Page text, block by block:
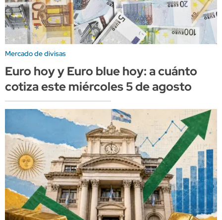
Mercado de divisas
Euro hoy y Euro blue hoy: a cuánto
cotiza este miércoles 5 de agosto